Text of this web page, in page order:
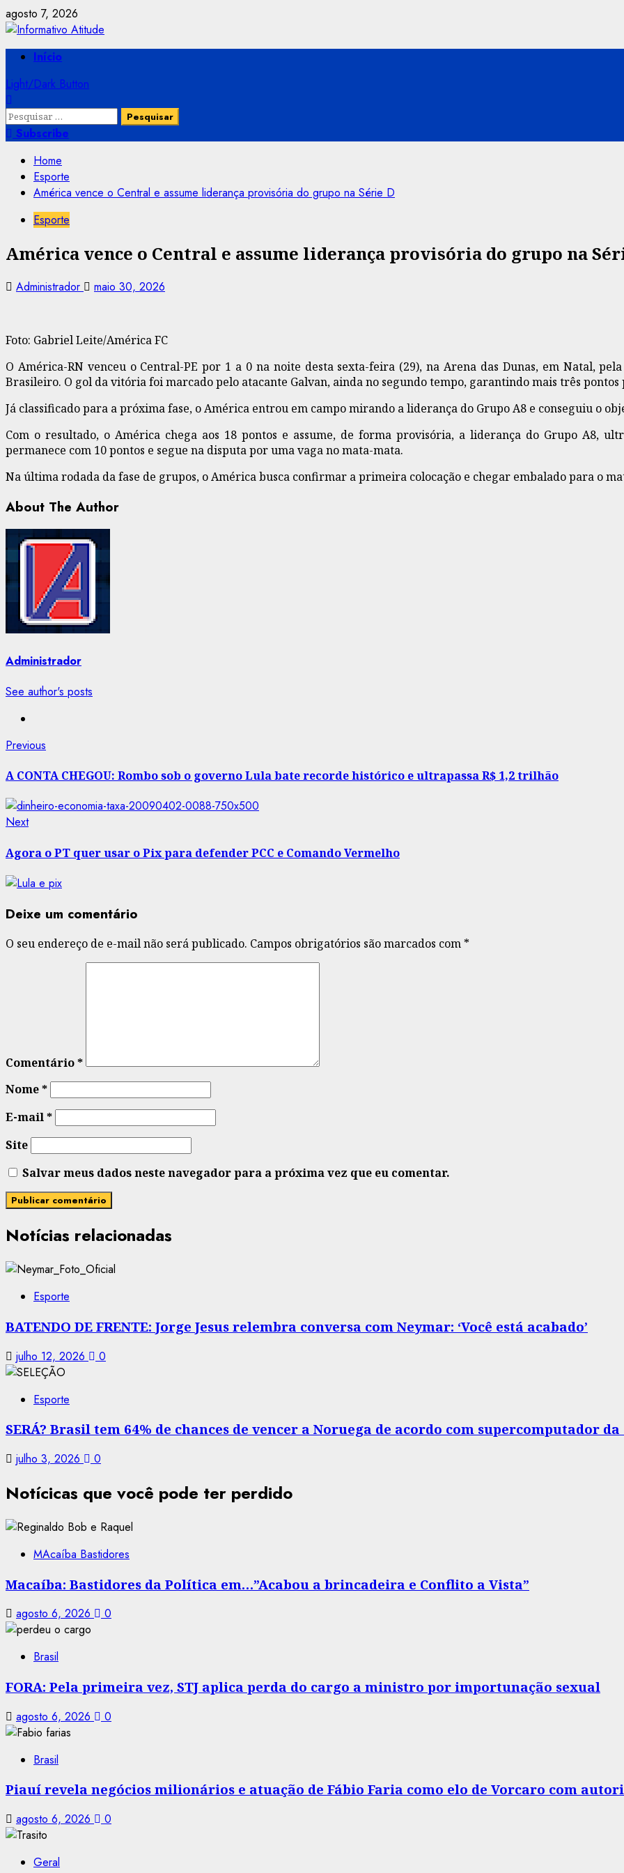
Skip
to
content
agosto 7, 2026
PrimaryInício
Light/Dark Button
Pesquisar
por:Subscribe
Home
Esporte
América vence o Central e assume liderança provisória do grupo na Série D
Esporte
América vence o Central e assume liderança provisória do grupo na
Administrador maio 30, 2026
Foto: Gabriel Leite/América FC
O América-RN venceu o Central-PE por 1 a 0 na noite desta sexta-feira (29), na Arena das Dunas, em Natal,
Brasileiro. O gol da vitória foi marcado pelo atacante Galvan, ainda no segundo tempo, garantindo mais três
Já classificado para a próxima fase, o América entrou em campo mirando a liderança do Grupo A8 e conseguiu o
Com o resultado, o América chega aos 18 pontos e assume, de forma provisória, a liderança do Grupo A8,
permanece com 10 pontos e segue na disputa por uma vaga no mata-mata.
Na última rodada da fase de grupos, o América busca confirmar a primeira colocação e chegar embalado para o
About The Author
Administrador
See author's posts
Post
navigation
Previous
A CONTA CHEGOU: Rombo sob o governo Lula bate recorde histórico e ultrapassa R$ 1,2 trilhão
NextNext
Agora o PT quer usar o Pix para defender PCC e Comando Vermelho
Deixe um comentário
O seu endereço de e-mail não será publicado. Campos obrigatórios são marcados com *
Comentário*
Nome*
E-mail*
Site
Salvar meus dados neste navegador para a próxima vez que eu comentar.
Notícias relacionadas
Esporte
BATENDO DE FRENTE: Jorge Jesus relembra conversa com Neymar: ‘Você está acabado’
julho 12, 2026 0
Esporte
SERÁ? Brasil tem 64% de chances de vencer a Noruega de acordo com supercomputador da
julho 3, 2026 0
Notícicas que você pode ter perdido
MAcaíba Bastidores
Macaíba: Bastidores da Política em…”Acabou a brincadeira e Conflito a Vista”
agosto 6, 2026 0
Brasil
FORA: Pela primeira vez, STJ aplica perda do cargo a ministro por importunação sexual
agosto 6, 2026 0
Brasil
Piauí revela negócios milionários e atuação de Fábio Faria como elo de Vorcaro com
agosto 6, 2026 0
Geral